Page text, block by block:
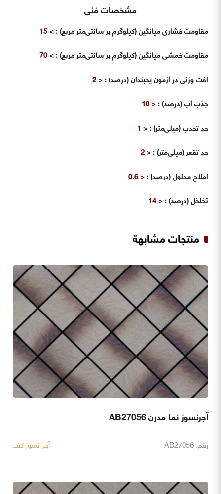
مشخصات فنی
مقاومت فشاری میانگین (کیلوگرم بر سانتی‌متر مربع):
> 15
مقاومت خمشی میانگین (کیلوگرم بر سانتی‌متر مربع):
> 70
افت وزنی در آزمون یخبندان (درصد):
< 2
جذب آب (درصد):
< 10
حد تحدب (میلی‌متر):
< 1
حد تقعر (میلی‌متر):
< 2
املاح محلول (درصد):
< 0.6
تخلخل (درصد):
< 14
منتجات مشابهة
آجرنسوز نما مدرن AB27056
رقم. AB27056 آجر نسوز کف